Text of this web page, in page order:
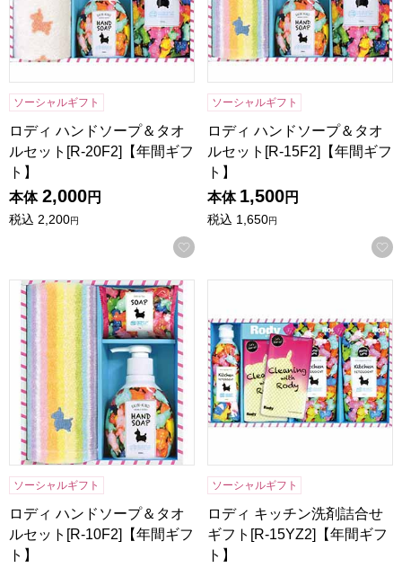
ソーシャルギフト
ロディ ハンドソープ＆タオ
ルセット[R-20F2]【年間ギフ
ト】
本体 2,000円
税込 2,200円
お気に入りに登録する
ソーシャルギフト
ロディ ハンドソープ＆タオ
ルセット[R-15F2]【年間ギフ
ト】
本体 1,500円
税込 1,650円
ロディ ハンドソープ＆タオルセット[R-10F2]【年間ギフト】
ソーシャルギフト
ロディ ハンドソープ＆タオ
ルセット[R-10F2]【年間ギフ
ト】
ソーシャルギフト
ロディ キッチン洗剤詰合せ
ギフト[R-15YZ2]【年間ギフ
ト】